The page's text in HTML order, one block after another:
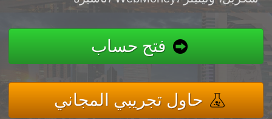
فتح حساب
حاول تجريبي المجاني